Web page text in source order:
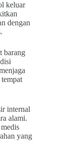
keluar
dengan
barang
internal
alami.
yang